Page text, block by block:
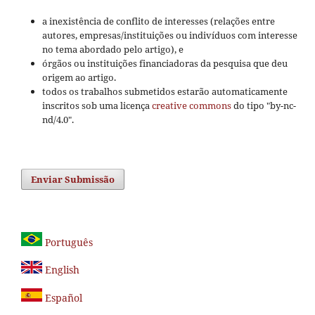
a inexistência de conflito de interesses (relações entre
autores, empresas/instituições ou indivíduos com interesse
no tema abordado pelo artigo), e
órgãos ou instituições financiadoras da pesquisa que deu
origem ao artigo.
todos os trabalhos submetidos estarão automaticamente
inscritos sob uma licençacreative commonsdo tipo "by-nc-
nd/4.0".
Enviar Submissão
Português
English
Español